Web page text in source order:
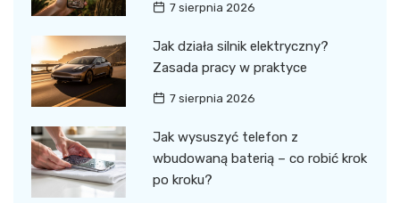
7 sierpnia 2026
Jak działa silnik elektryczny?
Zasada pracy w praktyce
7 sierpnia 2026
Jak wysuszyć telefon z
wbudowaną baterią – co robić krok
po kroku?